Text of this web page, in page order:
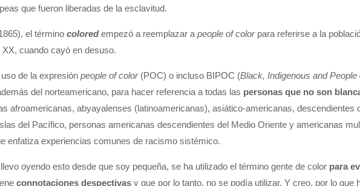
que fueron liberadas de la esclavitud.
el término coloredempezó a reemplazar a people of colorpara referirse a la
cuando cayó en desuso.
de la expresión people of color(POC) o incluso BIPOC (Black, Indigenous and People
del norteamericano, para hacer referencia a todas las personas que no son
afroamericanas, abyayalenses (latinoamericanas), asiático-americanas, descendientes
del Pacífico, personas americanas descendientes del Medio Oriente y americanas
enfatiza experiencias comunes de racismo sistémico.
oyendo esto desde que soy pequeña, se ha utilizado el término gente de color para
connotaciones despectivasy que por lo tanto, no se podía utilizar. Y creo, por lo que